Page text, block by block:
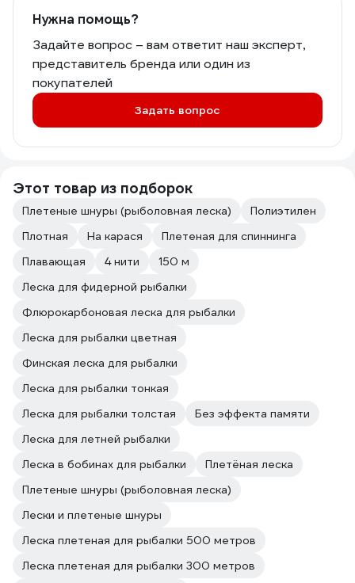
Нужна помощь?
Задайте вопрос – вам ответит наш эксперт,
представитель бренда или один из
покупателей
Задать вопрос
Этот товар из подборок
Плетеные шнуры (рыболовная леска)
Полиэтилен
Плотная
На карася
Плетеная для спиннинга
Плавающая
4 нити
150 м
Леска для фидерной рыбалки
Флюрокарбоновая леска для рыбалки
Леска для рыбалки цветная
Финская леска для рыбалки
Леска для рыбалки тонкая
Леска для рыбалки толстая
Без эффекта памяти
Леска для летней рыбалки
Леска в бобинах для рыбалки
Плетёная леска
Плетеные шнуры (рыболовная леска)
Лески и плетеные шнуры
Леска плетеная для рыбалки 500 метров
Леска плетеная для рыбалки 300 метров